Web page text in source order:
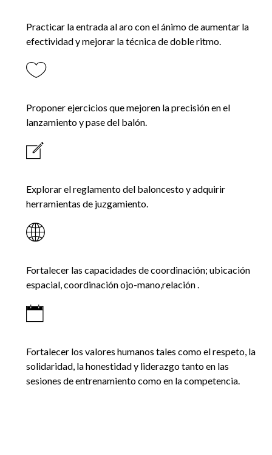
Practicar la entrada al aro con el ánimo de aumentar la
efectividad y mejorar la técnica de doble ritmo.
Proponer ejercicios que mejoren la precisión en el
lanzamiento y pase del balón.
Explorar el reglamento del baloncesto y adquirir
herramientas de juzgamiento.
Fortalecer las capacidades de coordinación; ubicación
espacial, coordinación ojo-mano,relación.
Fortalecer los valores humanos tales como el respeto, la
solidaridad, la honestidad y liderazgo tanto en las
sesiones de entrenamiento como en la competencia.